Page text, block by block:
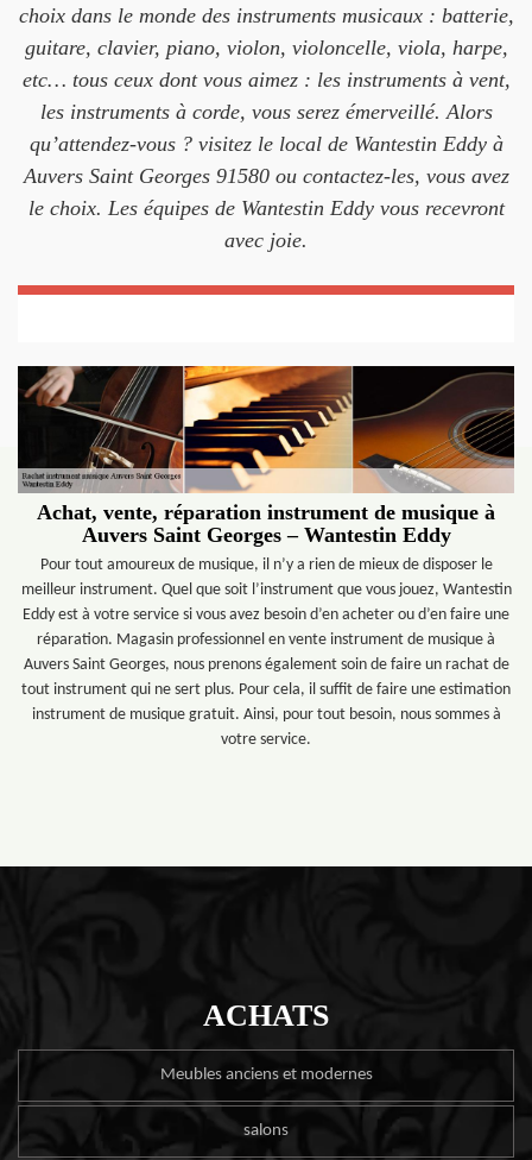
choix dans le monde des instruments musicaux : batterie,
guitare, clavier, piano, violon, violoncelle, viola, harpe,
etc… tous ceux dont vous aimez : les instruments à vent,
les instruments à corde, vous serez émerveillé. Alors
qu’attendez-vous ? visitez le local de Wantestin Eddy à
Auvers Saint Georges 91580 ou contactez-les, vous avez
le choix. Les équipes de Wantestin Eddy vous recevront
avec joie.
Achat, vente, réparation instrument de musique à
Auvers Saint Georges – Wantestin Eddy
Pour tout amoureux de musique, il n’y a rien de mieux de disposer le
meilleur instrument. Quel que soit l’instrument que vous jouez, Wantestin
Eddy est à votre service si vous avez besoin d’en acheter ou d’en faire une
réparation. Magasin professionnel en vente instrument de musique à
Auvers Saint Georges, nous prenons également soin de faire un rachat de
tout instrument qui ne sert plus. Pour cela, il suffit de faire une estimation
instrument de musique gratuit. Ainsi, pour tout besoin, nous sommes à
votre service.
ACHATS
Meubles anciens et modernes
salons